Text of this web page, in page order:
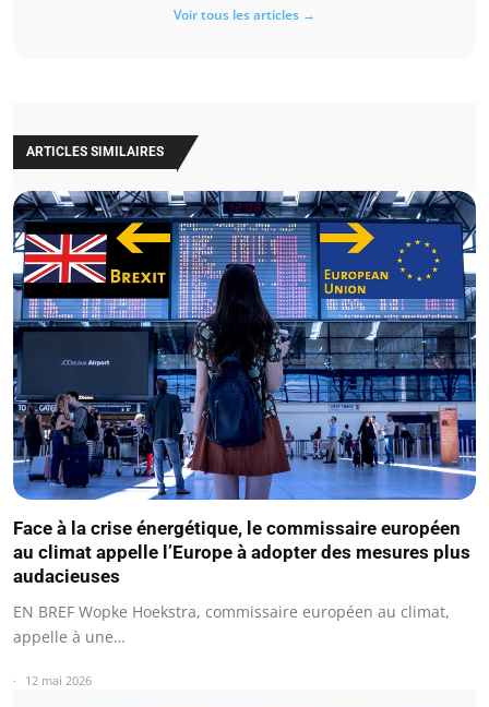
Voir tous les articles →
ARTICLES SIMILAIRES
Face à la crise énergétique, le commissaire européen
au climat appelle l’Europe à adopter des mesures plus
audacieuses
EN BREF Wopke Hoekstra, commissaire européen au climat,
appelle à une…
12 mai 2026